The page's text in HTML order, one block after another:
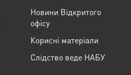
Новини Відкритого
офісу
Корисні матеріали
Слідство веде НАБУ